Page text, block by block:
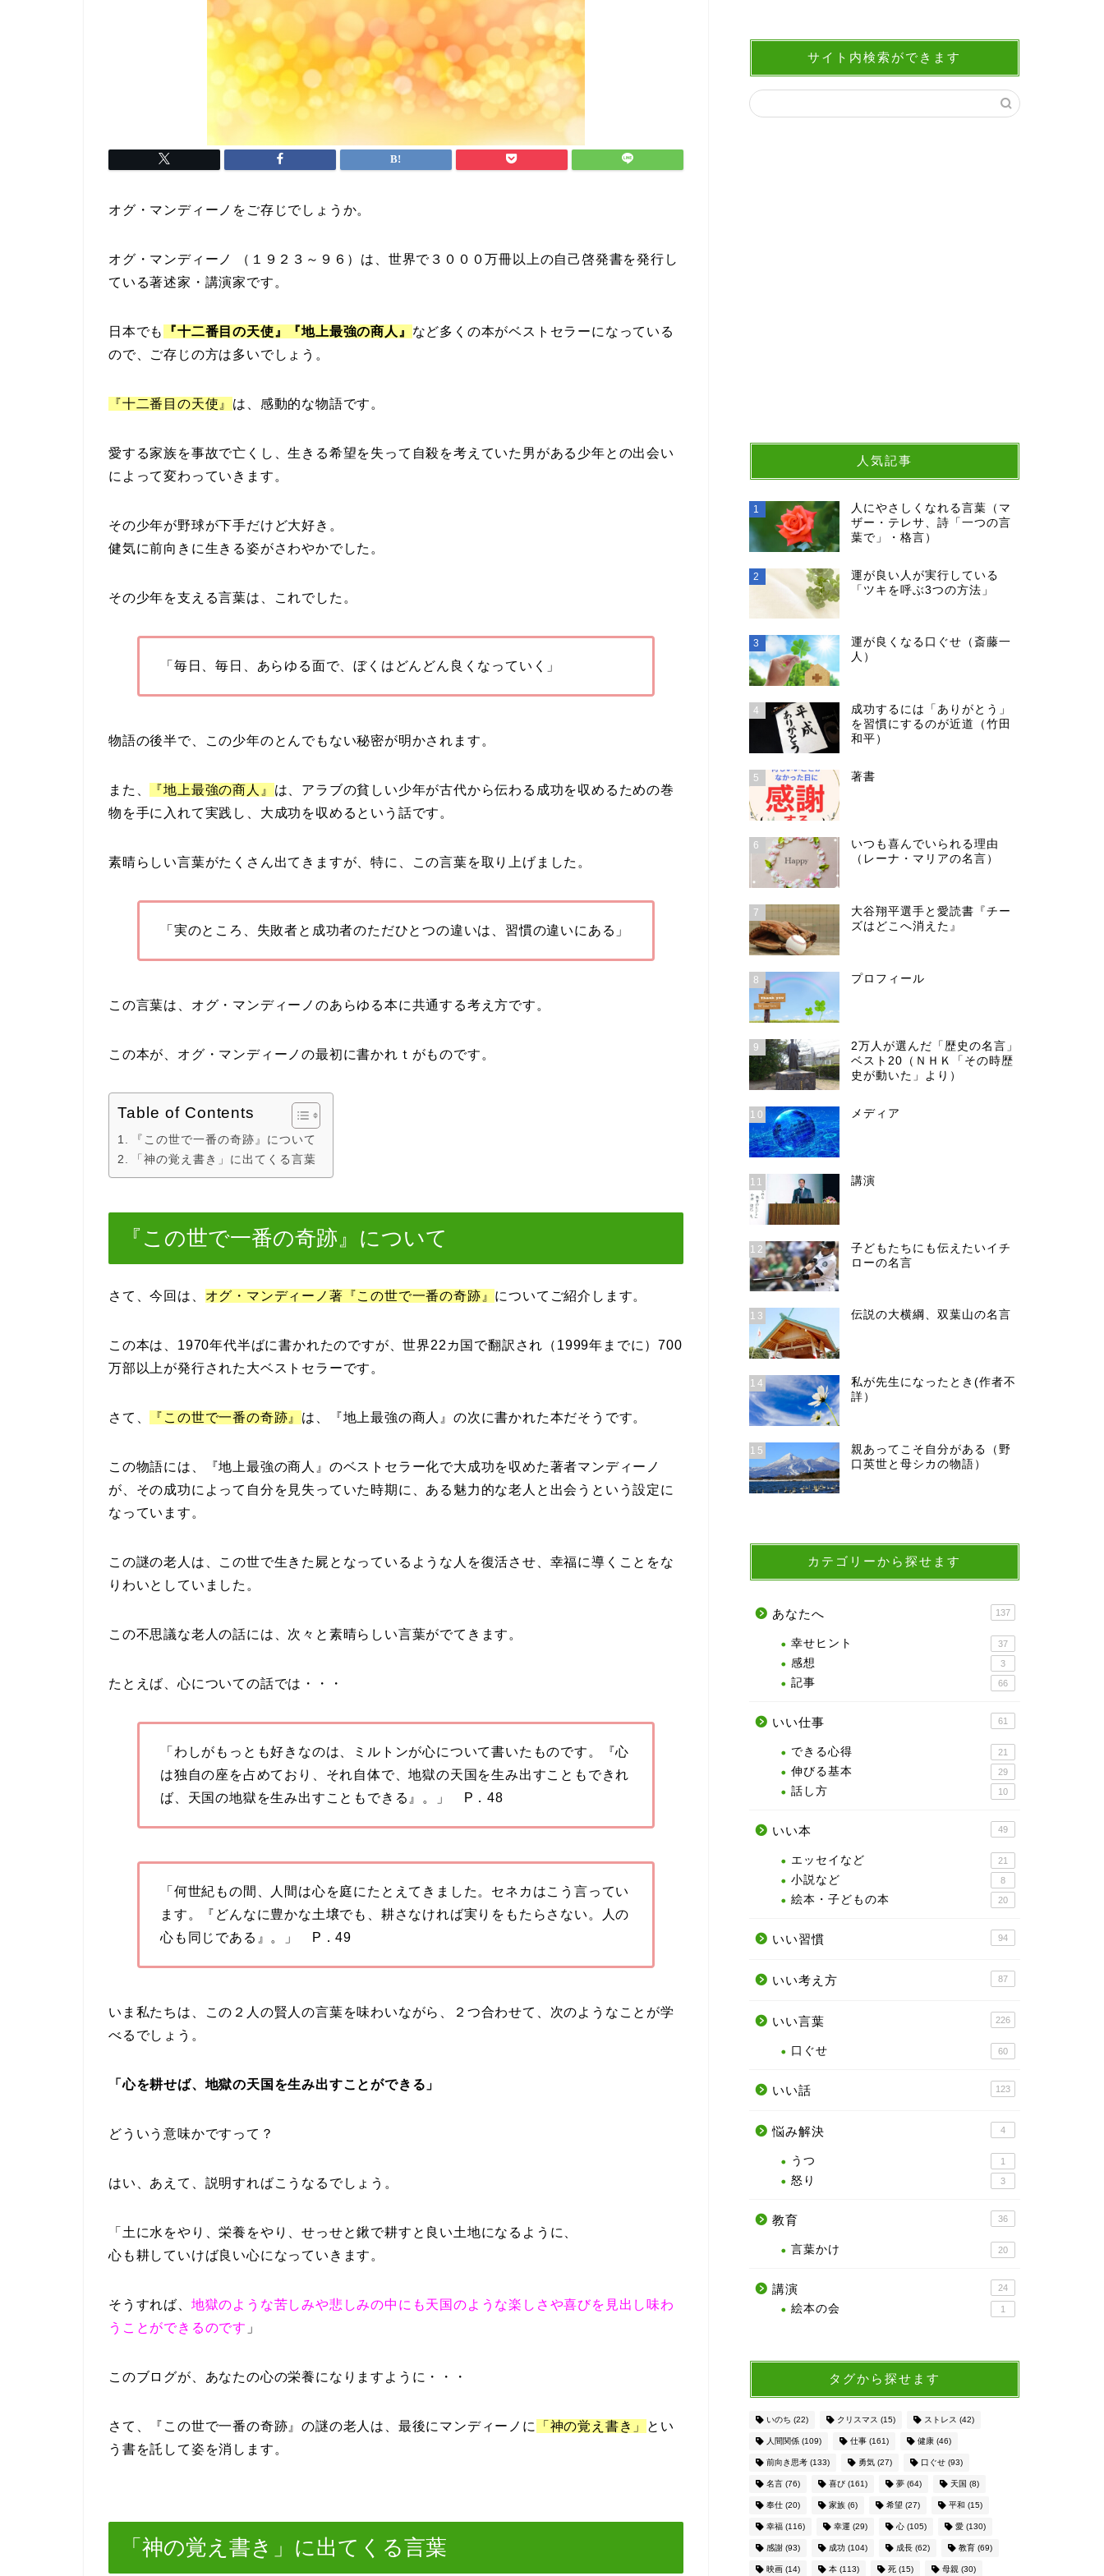
オグ・マンディーノをご存じでしょうか。
オグ・マンディーノ （１９２３～９６）は、世界で３０００万冊以上の自己啓発書を発行し
ている著述家・講演家です。
日本でも 『十二番目の天使』『地上最強の商人』 など多くの本がベストセラーになっている
ので、ご存じの方は多いでしょう。
『十二番目の天使』 は、感動的な物語です。
愛する家族を事故で亡くし、生きる希望を失って自殺を考えていた男がある少年との出会い
によって変わっていきます。
その少年が野球が下手だけど大好き。
健気に前向きに生きる姿がさわやかでした。
その少年を支える言葉は、これでした。
「毎日、毎日、あらゆる面で、ぼくはどんどん良くなっていく」
物語の後半で、この少年のとんでもない秘密が明かされます。
また 『地上最強の商人』 は、アラブの貧しい少年が古代から伝わる成功を収めるための巻
物を手に入れて実践し、大成功を収めるという話です。
素晴らしい言葉がたくさん出てきますが、特に、この言葉を取り上げました。
「実のところ、失敗者と成功者のただひとつの違いは、習慣の違いにある」
この言葉は、オグ・マンディーノのあらゆる本に共通する考え方です。
この本が、オグ・マンディーノの最初に書かれｔがものです。
Table of Contents
『この世で一番の奇跡』について
「神の覚え書き」に出てくる言葉
『この世で一番の奇跡』について
さて、今回は、 オグ・マンディーノ著『この世で一番の奇跡』 についてご紹介します。
この本は、1970年代半ばに書かれたのですが、世界22カ国で翻訳され（1999年までに）700
万部以上が発行された大ベストセラーです。
さて、 『この世で一番の奇跡』 は、『地上最強の商人』の次に書かれた本だそうです。
この物語には、『地上最強の商人』のベストセラー化で大成功を収めた著者マンディーノ
が、その成功によって自分を見失っていた時期に、ある魅力的な老人と出会うという設定に
なっています。
この謎の老人は、この世で生きた屍となっているような人を復活させ、幸福に導くことをな
りわいとしていました。
この不思議な老人の話には、次々と素晴らしい言葉がでてきます。
たとえば、心についての話では・・・
「わしがもっとも好きなのは、ミルトンが心について書いたものです。『心
は独自の座を占めており、それ自体で、地獄の天国を生み出すこともできれ
ば、天国の地獄を生み出すこともできる』。」 P．48
「何世紀もの間、人間は心を庭にたとえてきました。セネカはこう言ってい
ます。『どんなに豊かな土壌でも、耕さなければ実りをもたらさない。人の
心も同じである』。」 P．49
いま私たちは、この２人の賢人の言葉を味わいながら、２つ合わせて、次のようなことが学
べるでしょう。
「心を耕せば、地獄の天国を生み出すことができる」
どういう意味かですって？
はい、あえて、説明すればこうなるでしょう。
「土に水をやり、栄養をやり、せっせと鍬で耕すと良い土地になるように、
心も耕していけば良い心になっていきます。
そうすれば、 地獄のような苦しみや悲しみの中にも天国のような楽しさや喜びを見出し味わ
うことができるのです 」
このブログが、あなたの心の栄養になりますように・・・
さて、『この世で一番の奇跡』の謎の老人は、最後にマンディーノに 「神の覚え書き」
とい
う書を託して姿を消します。
「神の覚え書き」に出てくる言葉
サイト内検索ができます
人気記事
1
人にやさしくなれる言葉（マ
ザー・テレサ、詩「一つの言
葉で」・格言）
2
運が良い人が実行している
「ツキを呼ぶ3つの方法」
3
運が良くなる口ぐせ（斎藤一
人）
4
成功するには「ありがとう」
を習慣にするのが近道（竹田
和平）
5 著書
6
いつも喜んでいられる理由
（レーナ・マリアの名言）
7
大谷翔平選手と愛読書『チー
ズはどこへ消えた』
8 プロフィール
9
2万人が選んだ「歴史の名言」
ベスト20（ＮＨＫ「その時歴
史が動いた」より）
10 メディア
11 講演
12
子どもたちにも伝えたいイチ
ローの名言
13 伝説の大横綱、双葉山の名言
14
私が先生になったとき(作者不
詳）
15
親あってこそ自分がある（野
口英世と母シカの物語）
カテゴリーから探せます
あなたへ 137
幸せヒント 37
感想 3
記事 66
いい仕事 61
できる心得 21
伸びる基本 29
話し方 10
いい本 49
エッセイなど 21
小説など 8
絵本・子どもの本 20
いい習慣 94
いい考え方 87
いい言葉 226
口ぐせ 60
いい話 123
悩み解決 4
うつ 1
怒り 3
教育 36
言葉かけ 20
講演 24
絵本の会 1
タグから探せます
いのち (22) クリスマス (15) ストレス (42)
人間関係(109) 仕事(161) 健康(46)
前向き思考(133) 勇気(27) 口ぐせ(93)
名言(76) 喜び(161) 夢(64) 天国 (8)
奉仕(20) 家族(6) 希望 (27) 平和 (15)
幸福(116) 幸運 (29) 心(105) 愛(130)
感謝(93) 成功 (104) 成長(62) 教育(69)
映画(14) 本(113) 死(15) 母親 (30)